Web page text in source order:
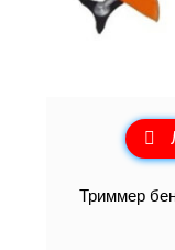
Триммер